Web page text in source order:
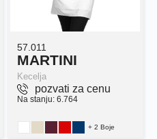
57.011
MARTINI
Kecelja
pozvati za cenu
Na stanju: 6.764
+ 2 Boje